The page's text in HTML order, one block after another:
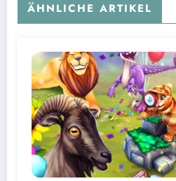
ÄHNLICHE ARTIKEL